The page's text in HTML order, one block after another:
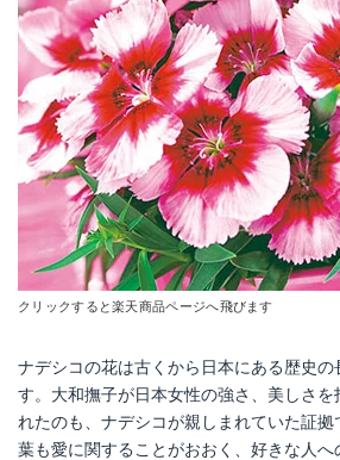
クリックすると楽天商品ページへ飛びます
ナデシコの花は古くから日本にある歴史
す。大和撫子が日本女性の強さ、美しさ
れたのも、ナデシコが親しまれていた証
葉も愛に関することがおおく、好きな人へ